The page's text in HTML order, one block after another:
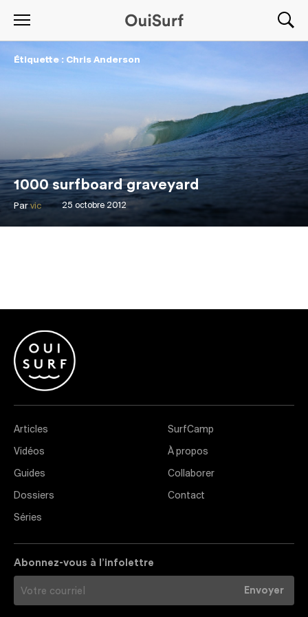
Étiquette : Chris Anderson
1000 surfboard graveyard
25 octobre 2012
Par vic
Articles
Vidéos
Guides
Dossiers
Séries
SurfCamp
À propos
Collaborer
Contact
Abonnez-vous à l’infolettre